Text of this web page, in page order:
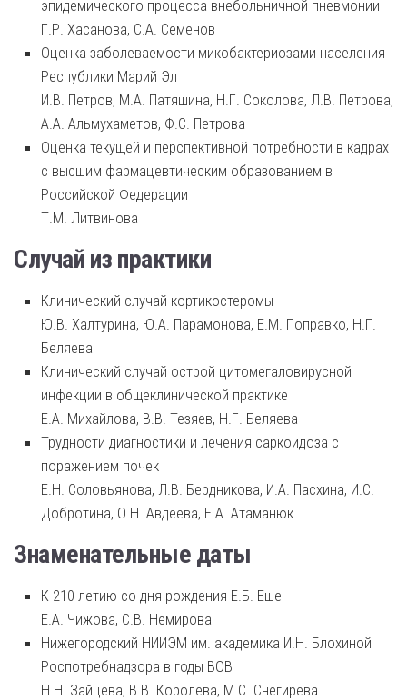
эпидемического процесса внебольничной пневмонии
Г.Р. Хасанова, С.А. Семенов
Оценка заболеваемости микобактериозами населения
Республики Марий Эл
И.В. Петров, М.А. Патяшина, Н.Г. Соколова, Л.В. Петрова,
А.А. Альмухаметов, Ф.С. Петрова
Оценка текущей и перспективной потребности в кадрах
с высшим фармацевтическим образованием в
Российской Федерации
Т.М. Литвинова
Случай из практики
Клинический случай кортикостеромы
Ю.В. Халтурина, Ю.А. Парамонова, Е.М. Поправко, Н.Г.
Беляева
Клинический случай острой цитомегаловирусной
инфекции в общеклинической практике
Е.А. Михайлова, В.В. Тезяев, Н.Г. Беляева
Трудности диагностики и лечения саркоидоза с
поражением почек
Е.Н. Соловьянова, Л.В. Бердникова, И.А. Пасхина, И.С.
Добротина, О.Н. Авдеева, Е.А. Атаманюк
Знаменательные даты
К 210-летию со дня рождения Е.Б. Еше
Е.А. Чижова, С.В. Немирова
Нижегородский НИИЭМ им. академика И.Н. Блохиной
Роспотребнадзора в годы ВОВ
Н.Н. Зайцева, В.В. Королева, М.С. Снегирева